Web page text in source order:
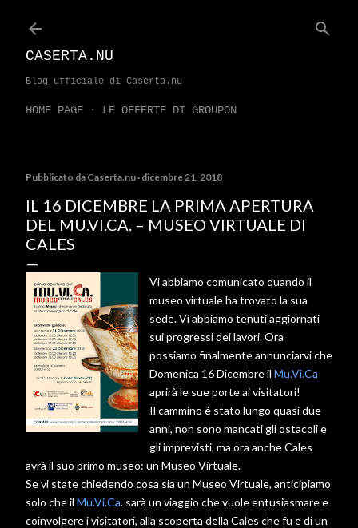
CASERTA.NU
Blog ufficiale di Caserta.nu
HOME PAGE LE OFFERTE DI GROUPON
Pubblicato da Caserta.nu dicembre 21, 2018
IL 16 DICEMBRE LA PRIMA APERTURA
DEL MU.VI.CA. – MUSEO VIRTUALE DI
CALES
Vi abbiamo comunicato quando il
museo virtuale ha trovato la sua
sede. Vi abbiamo tenuti aggiornati
sui progressi dei lavori. Ora
possiamo finalmente annunciarvi che
Domenica 16 Dicembre il Mu.Vi.Ca
aprirà le sue porte ai visitatori!
Il cammino è stato lungo quasi due
anni, non sono mancati gli ostacoli e
gli imprevisti, ma ora anche Cales
avrà il suo primo museo: un Museo Virtuale.
Se vi state chiedendo cosa sia un Museo Virtuale, anticipiamo
solo che il Mu.Vi.Ca. sarà un viaggio che vuole entusiasmare e
coinvolgere i visitatori, alla scoperta della Cales che fu e di un